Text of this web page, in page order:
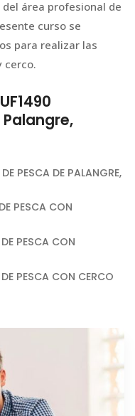
área profesional de
curso se
para realizar las
cerco.
PESCA DE PALANGRE,
PESCA CON
PESCA CON
PESCA CON CERCO